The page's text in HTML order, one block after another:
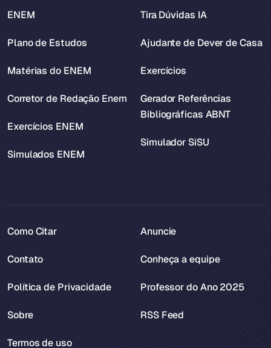
ENEM
Plano de Estudos
Matérias do ENEM
Corretor de Redação Enem
Exercícios ENEM
Simulados ENEM
Tira Dúvidas IA
Ajudante de Dever de Casa
Exercícios
Gerador Referências
Bibliográficas ABNT
Simulador SiSU
Como Citar
Contato
Política de Privacidade
Sobre
Termos de uso
Anuncie
Conheça a equipe
Professor do Ano 2025
RSS Feed